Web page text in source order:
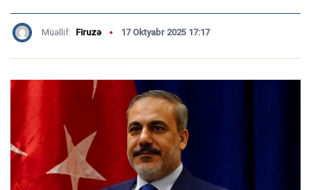
Müəllif: Firuzə 17 Oktyabr 2025 17:17